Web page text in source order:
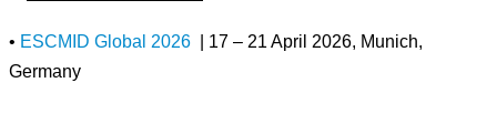
• ESCMID Global 2026
| 17 – 21 April 2026, Munich,
Germany